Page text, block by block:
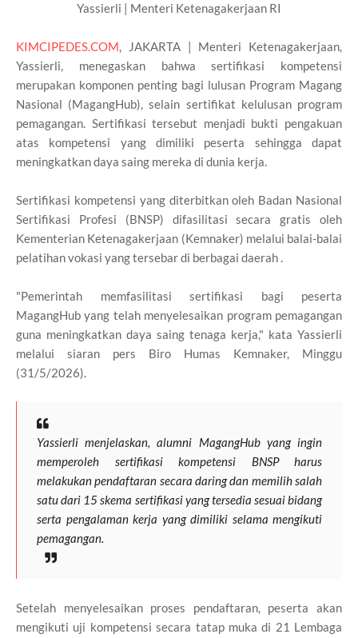
Yassierli | Menteri Ketenagakerjaan RI
KIMCIPEDES.COM, JAKARTA | Menteri Ketenagakerjaan,
Yassierli, menegaskan bahwa sertifikasi kompetensi
merupakan komponen penting bagi lulusan Program Magang
Nasional (MagangHub), selain sertifikat kelulusan program
pemagangan. Sertifikasi tersebut menjadi bukti pengakuan
atas kompetensi yang dimiliki peserta sehingga dapat
meningkatkan daya saing mereka di dunia kerja.
Sertifikasi kompetensi yang diterbitkan oleh Badan Nasional
Sertifikasi Profesi (BNSP) difasilitasi secara gratis oleh
Kementerian Ketenagakerjaan (Kemnaker) melalui balai-balai
pelatihan vokasi yang tersebar di berbagai daerah .
"Pemerintah memfasilitasi sertifikasi bagi peserta
MagangHub yang telah menyelesaikan program pemagangan
guna meningkatkan daya saing tenaga kerja," kata Yassierli
melalui siaran pers Biro Humas Kemnaker, Minggu
(31/5/2026).
Yassierli menjelaskan, alumni MagangHub yang ingin
memperoleh sertifikasi kompetensi BNSP harus
melakukan pendaftaran secara daring dan memilih salah
satu dari 15 skema sertifikasi yang tersedia sesuai bidang
serta pengalaman kerja yang dimiliki selama mengikuti
pemagangan.
Setelah menyelesaikan proses pendaftaran, peserta akan
mengikuti uji kompetensi secara tatap muka di 21 Lembaga